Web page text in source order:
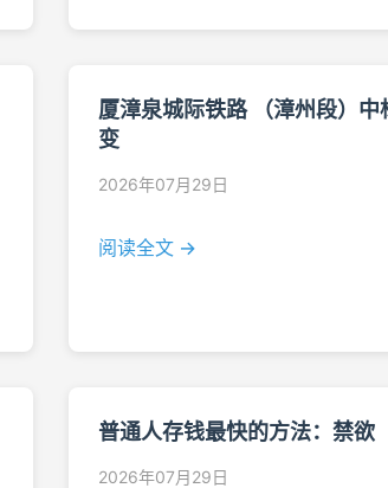
厦漳泉城际铁路 （漳州段）中
变
2026年07月29日
阅读全文 →
普通人存钱最快的方法：禁欲
2026年07月29日